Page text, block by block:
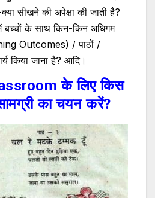
सीखने की अपेक्षा की जाती है?
बच्चों के साथ किन-किन अधिगम
Outcomes) / पाठों /
किया जाना है? आदि।
के लिए किस
का चयन करें?